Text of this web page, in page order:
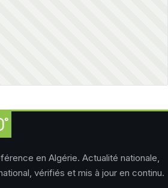
en Algérie. Actualité nationale,
vérifiés et mis à jour en continu.